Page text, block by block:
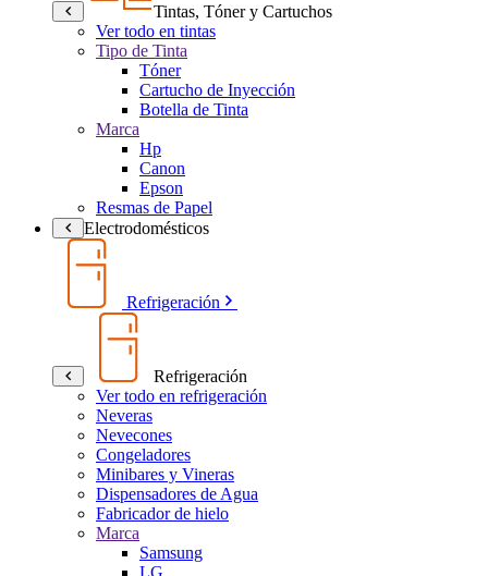
Tintas, Tóner y Cartuchos
Ver todo en tintas
Tipo de Tinta
Tóner
Cartucho de Inyección
Botella de Tinta
Marca
Hp
Canon
Epson
Resmas de Papel
Electrodomésticos
Refrigeración
Refrigeración
Ver todo en refrigeración
Neveras
Nevecones
Congeladores
Minibares y Vineras
Dispensadores de Agua
Fabricador de hielo
Marca
Samsung
LG